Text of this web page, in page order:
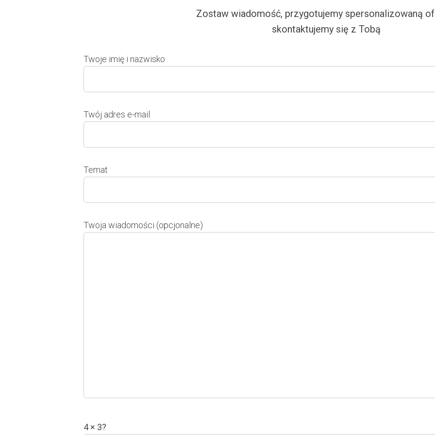
Zostaw wiadomość, przygotujemy spersonalizowaną
skontaktujemy się z Tobą
Twoje imię i nazwisko
Twój adres e-mail
Temat
Twoja wiadomości (opcjonalne)
4 × 3?